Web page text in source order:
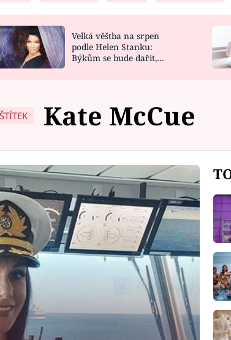
NOVINKY
VIDEORECEPTY
DESIGN
Velká věštba na srpen
podle Helen Stanku:
Býkům se bude dařit,
ŠTÍTEK Kate McCue